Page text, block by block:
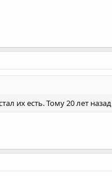
их есть. Тому 20 лет назад